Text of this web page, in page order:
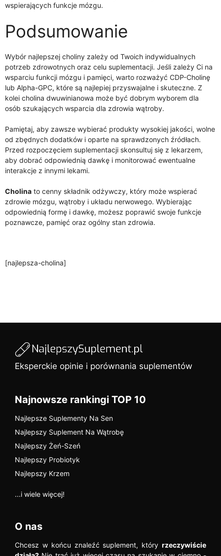
wspierających funkcje mózgu.
Podsumowanie
Wybór najlepszej choliny zależy od Twoich indywidualnych
potrzeb zdrowotnych oraz celu suplementacji. Jeśli zależy Ci na
wsparciu funkcji mózgu i pamięci, warto rozważyć CDP-Cholinę
lub Alpha-GPC, które są najlepiej przyswajalne i skuteczne. Z
kolei cholina dwuwinianowa może być dobrym wyborem dla
osób szukających wsparcia dla zdrowia wątroby.
Pamiętaj, aby zawsze wybierać produkty wysokiej jakości, wolne
od zbędnych dodatków i oparte na sprawdzonych źródłach.
Przed rozpoczęciem suplementacji skonsultuj się z lekarzem,
aby dobrać odpowiednią dawkę i monitorować ewentualne
interakcje z innymi lekami.
Cholina to cenny składnik odżywczy, który może wspierać
zdrowie mózgu, wątroby i układu nerwowego. Wybierając
odpowiednią formę i dawkę, możesz poprawić swoje funkcje
poznawcze, pamięć oraz ogólny stan zdrowia.
[najlepsza-cholina]
Eksperckie opinie i porównania suplementów
Najnowsze rankingi TOP 10
Najlepsze Suplementy Na Sen
Najlepszy Suplement Na Wątrobę
Najlepszy Żeń-Szeń
Najlepszy Probiotyk
Najlepszy Krzem
...i wiele więcej!
O nas
Chcesz w końcu znaleźć suplement, który rzeczywiście